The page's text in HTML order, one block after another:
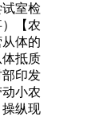
室检
【农
体的
抵质
印发
动小农
纵现